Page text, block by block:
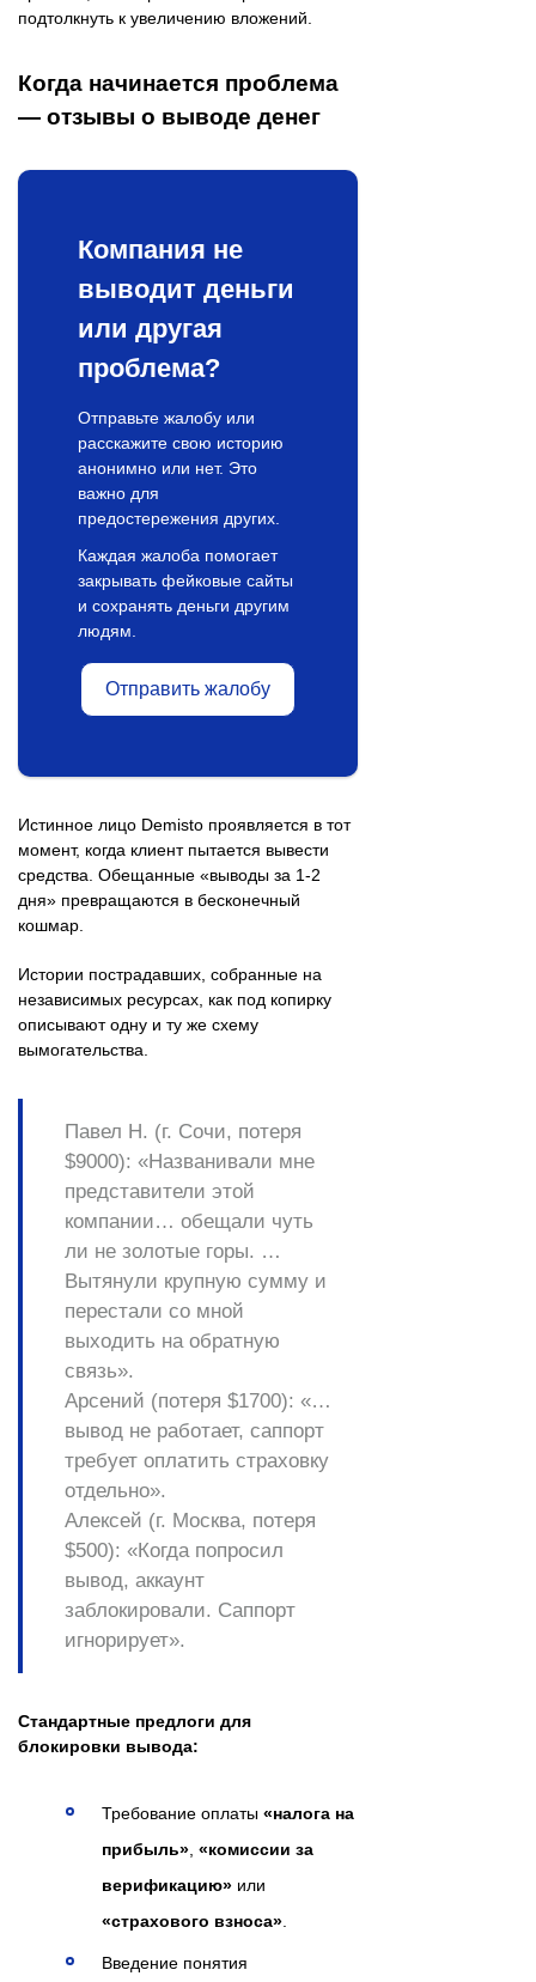
подтолкнуть к увеличению вложений.
Когда начинается проблема
— отзывы о выводе денег
Компания не
выводит деньги
или другая
проблема?
Отправьте жалобу или
расскажите свою историю
анонимно или нет. Это
важно для
предостережения других.
Каждая жалоба помогает
закрывать фейковые сайты
и сохранять деньги другим
людям.
Отправить жалобу
Истинное лицо Demisto проявляется в тот
момент, когда клиент пытается вывести
средства. Обещанные «выводы за 1-2
дня» превращаются в бесконечный
кошмар.
Истории пострадавших, собранные на
независимых ресурсах, как под копирку
описывают одну и ту же схему
вымогательства.
Павел Н. (г. Сочи, потеря
$9000): «Названивали мне
представители этой
компании… обещали чуть
ли не золотые горы. …
Вытянули крупную сумму и
перестали со мной
выходить на обратную
связь».
Арсений (потеря $1700): «…
вывод не работает, саппорт
требует оплатить страховку
отдельно».
Алексей (г. Москва, потеря
$500): «Когда попросил
вывод, аккаунт
заблокировали. Саппорт
игнорирует».
Стандартные предлоги для
блокировки вывода:
Требование оплаты «налога на
прибыль», «комиссии за
верификацию» или
«страхового взноса».
Введение понятия